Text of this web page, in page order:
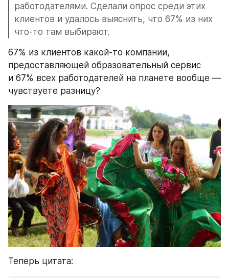
работодателями. Сделали опрос среди этих
клиентов и удалось выяснить, что 67% из них
что-то там выбирают.
67% из клиентов какой-то компании,
предоставляющей образовательный сервис
и 67% всех работодателей на планете вообще —
чувствуете разницу?
Теперь цитата: